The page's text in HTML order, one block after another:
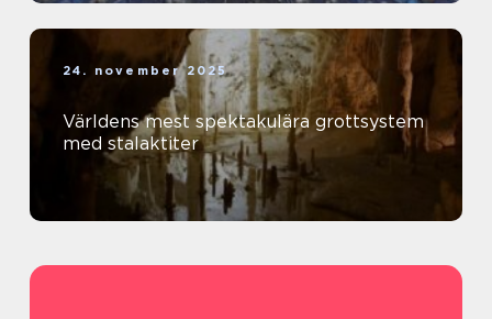
24. november 2025
Världens mest spektakulära grottsystem
med stalaktiter